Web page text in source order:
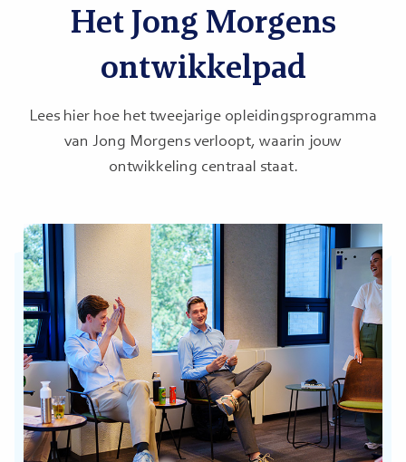
Het Jong Morgens
ontwikkelpad
Lees hier hoe het tweejarige opleidingsprogramma
van Jong Morgens verloopt, waarin jouw
ontwikkeling centraal staat.